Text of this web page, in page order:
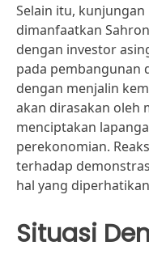
Selain itu,
dimanfaatkan
dengan investor
pada pembangunan
dengan menjalin
akan dirasakan oleh
menciptakan
perekonomian.
terhadap
hal yang
Situasi